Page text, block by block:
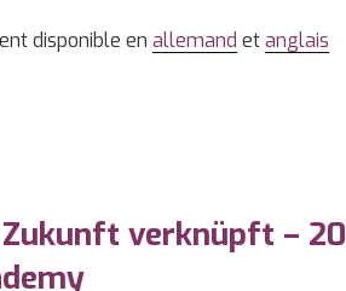
disponible en allemand etanglais
verknüpft – 20